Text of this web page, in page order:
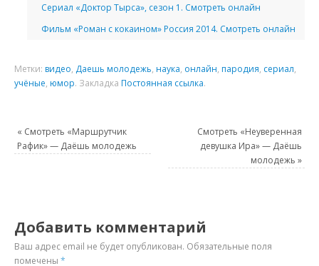
Сериал «Доктор Тырса», сезон 1. Смотреть онлайн
Фильм «Роман с кокаином» Россия 2014. Смотреть онлайн
Метки: видео, Даешь молодежь, наука, онлайн, пародия, сериал,
учёные, юмор. Закладка Постоянная ссылка.
« Смотреть «Маршрутчик
Рафик» — Даёшь молодежь
Смотреть «Неуверенная
девушка Ира» — Даёшь
молодежь »
Добавить комментарий
Ваш адрес email не будет опубликован. Обязательные поля
помечены*